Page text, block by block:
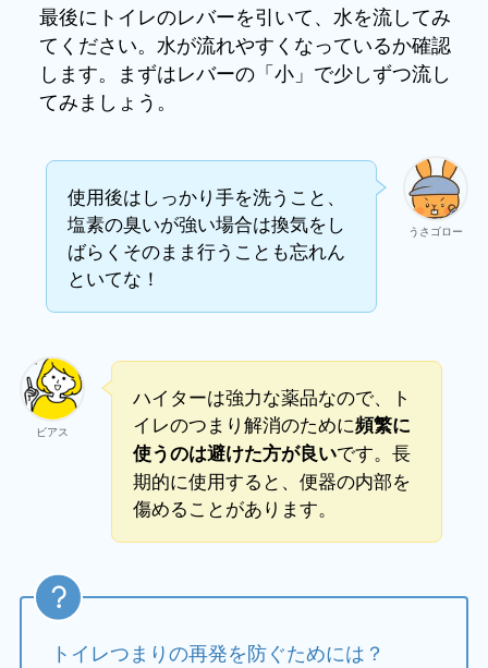
最後にトイレのレバーを引いて、水を流してみ
てください。水が流れやすくなっているか確認
します。まずはレバーの「小」で少しずつ流し
てみましょう。
うさゴロー
使用後はしっかり手を洗うこと、
塩素の臭いが強い場合は換気をし
ばらくそのまま行うことも忘れん
といてな！
ビアス
ハイターは強力な薬品なので、ト
イレのつまり解消のために頻繁に
使うのは避けた方が良いです。長
期的に使用すると、便器の内部を
傷めることがあります。
トイレつまりの再発を防ぐためには？